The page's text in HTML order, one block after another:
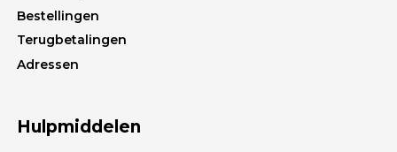
Bestellingen
Terugbetalingen
Adressen
Hulpmiddelen